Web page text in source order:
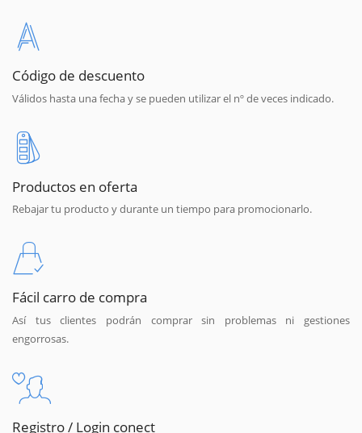
Código de descuento
Válidos hasta una fecha y se pueden utilizar el nº de veces indicado.
Productos en oferta
Rebajar tu producto y durante un tiempo para promocionarlo.
Fácil carro de compra
Así tus clientes podrán comprar sin problemas ni gestiones
engorrosas.
Registro / Login conect